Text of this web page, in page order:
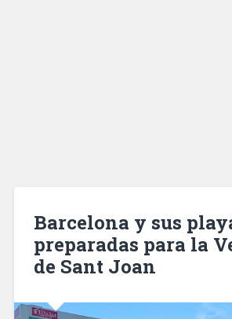
Barcelona y sus
preparadas para la
de Sant Joan